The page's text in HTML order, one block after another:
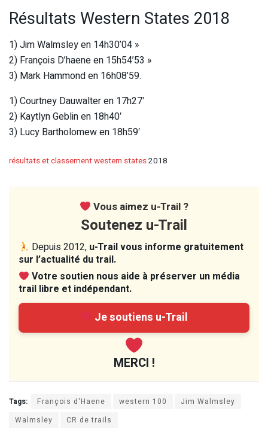
Résultats Western States 2018
1) Jim Walmsley en 14h30’04 »
2) François D’haene en 15h54’53 »
3) Mark Hammond en 16h08’59.
1) Courtney Dauwalter en 17h27′
2) Kaytlyn Geblin en 18h40′
3) Lucy Bartholomew en 18h59′
résultats et classement western states2018
Vous aimez u-Trail ?
Soutenez u-Trail
Depuis 2012, u-Trail vous informe gratuitement
sur l’actualité du trail.
Votre soutien nous aide à préserver un média
trail libre et indépendant.
Je soutiens u-Trail
MERCI !
Tags: François d'Haene western 100
Jim Walmsley
Walmsley
CR de trails